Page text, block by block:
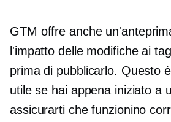
GTM offre anche
l'impatto delle modifiche ai
prima di pubblicarlo. Questo
utile se hai appena iniziato a
assicurarti che funzionino